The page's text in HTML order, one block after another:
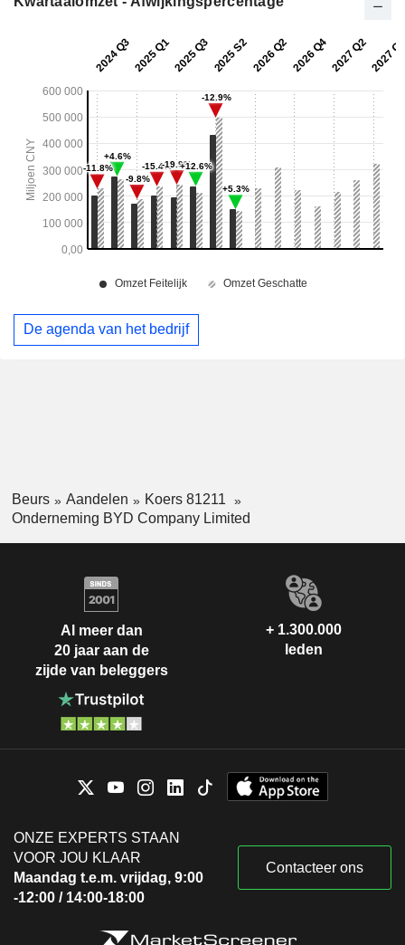
De agenda van het bedrijf
Beurs Aandelen
Koers 81211
Onderneming BYD Company Limited
Al meer dan
20 jaar aan de
zijde van beleggers
+ 1.300.000
leden
ONZE EXPERTS STAAN
VOOR JOU KLAAR
Maandag t.e.m. vrijdag, 9:00
-12:00 / 14:00-18:00
Contacteer ons